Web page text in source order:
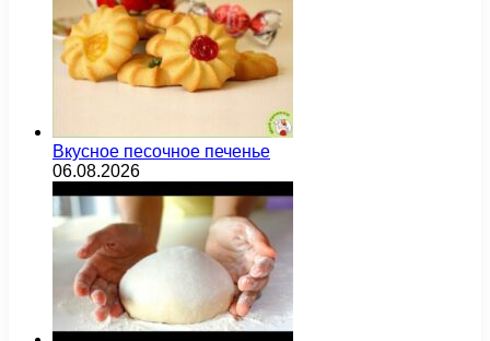
Вкусное песочное печенье
06.08.2026